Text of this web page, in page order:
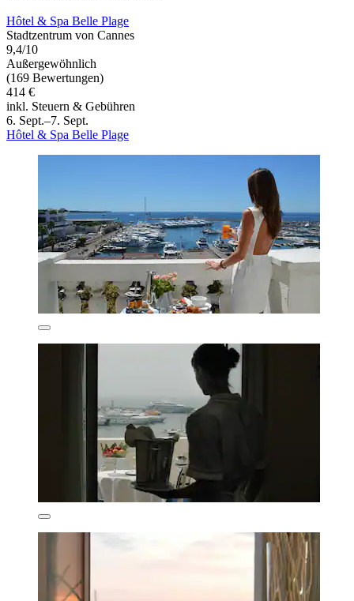
Hôtel & Spa Belle Plage
Stadtzentrum von Cannes
9,4/10
Außergewöhnlich
(169 Bewertungen)
414 €
inkl. Steuern & Gebühren
6. Sept.–7. Sept.
Hôtel & Spa Belle Plage